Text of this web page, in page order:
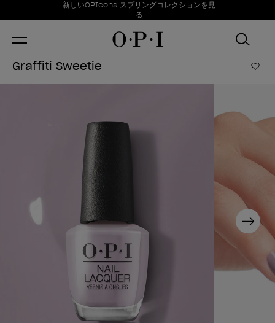
お得情報新しいOPIcons スプリングコレクションを見
る
Item 1 of 1
Graffiti Sweetie ほ
Next